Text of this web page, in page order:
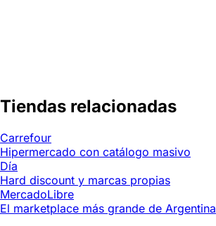
Tiendas relacionadas
Carrefour
Hipermercado con catálogo masivo
Día
Hard discount y marcas propias
MercadoLibre
El marketplace más grande de Argentina